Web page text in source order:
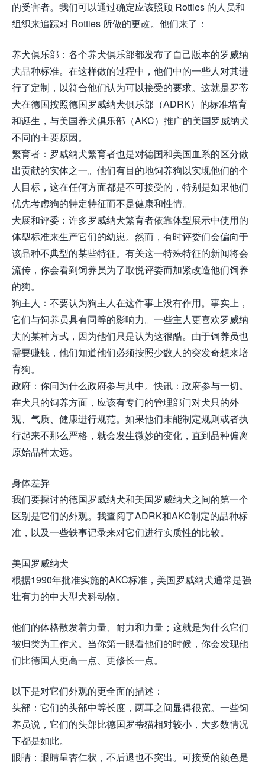
的受害者。我们可以通过确定应该照顾 Rotties 的人员和
组织来追踪对 Rotties 所做的更改。他们来了：
养犬俱乐部：各个养犬俱乐部都发布了自己版本的罗威纳
犬品种标准。在这样做的过程中，他们中的一些人对其进
行了定制，以符合他们认为可以接受的要求。这就是罗蒂
犬在德国按照德国罗威纳犬俱乐部（ADRK）的标准培育
和诞生，与美国养犬俱乐部（AKC）推广的美国罗威纳犬
不同的主要原因。
繁育者：罗威纳犬繁育者也是对德国和美国血系的区分做
出贡献的实体之一。他们有目的地饲养狗以实现他们的个
人目标，这在任何方面都是不可接受的，特别是如果他们
优先考虑狗的特定特征而不是健康和性情。
犬展和评委：许多罗威纳犬繁育者依靠体型展示中使用的
体型标准来生产它们的幼崽。然而，有时评委们会偏向于
该品种不典型的某些特征。有关这一特殊特征的新闻将会
流传，你会看到饲养员为了取悦评委而加紧改造他们饲养
的狗。
狗主人：不要认为狗主人在这件事上没有作用。事实上，
它们与饲养员具有同等的影响力。一些主人更喜欢罗威纳
犬的某种方式，因为他们只是认为这很酷。由于饲养员也
需要赚钱，他们知道他们必须按照少数人的突发奇想来培
育狗。
政府：你问为什么政府参与其中。快讯：政府参与一切。
在犬只的饲养方面，应该有专门的管理部门对犬只的外
观、气质、健康进行规范。如果他们未能制定规则或者执
行起来不那么严格，就会发生微妙的变化，直到品种偏离
原始品种太远。
身体差异
我们要探讨的德国罗威纳犬和美国罗威纳犬之间的第一个
区别是它们的外观。我查阅了ADRK和AKC制定的品种标
准，以及一些轶事记录来对它们进行实质性的比较。
美国罗威纳犬
根据1990年批准实施的AKC标准，美国罗威纳犬通常是强
壮有力的中大型犬科动物。
他们的体格散发着力量、耐力和力量；这就是为什么它们
被归类为工作犬。当你第一眼看他们的时候，你会发现他
们比德国人更高一点、更修长一点。
以下是对它们外观的更全面的描述：
头部：它们的头部中等长度，两耳之间显得很宽。一些饲
养员说，它们的头部比德国罗蒂猫相对较小，大多数情况
下都是如此。
眼睛：眼睛呈杏仁状，不后退也不突出。可接受的颜色是